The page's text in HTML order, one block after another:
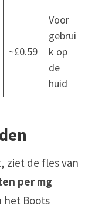
~£0.59
Voor
gebrui
k op
de
huid
ziet de fles van
per mg
het Boots